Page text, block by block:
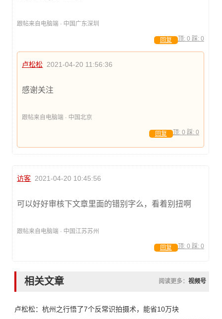
跟帖来自电脑端 · 中国广东深圳
顶: 0 踩: 0
回复
卢松松 2021-04-20 11:56:36
感谢关注
跟帖来自电脑端 · 中国北京
顶: 0 踩: 0
回复
访客 2021-04-20 10:45:56
可以好好审核下文章里面的错别字么，看着别扭啊
跟帖来自电脑端 · 中国江苏苏州
顶: 0 踩: 0
回复
相关文章 阅读更多： 视频号
卢松松：杭州之行悟了7个反常识拍摄术，能省10万块